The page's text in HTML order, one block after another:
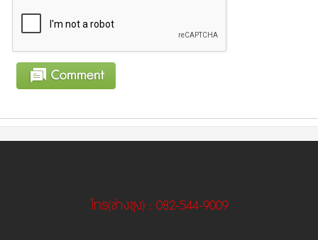
โทร(ช่างชุง): 082-544-9009